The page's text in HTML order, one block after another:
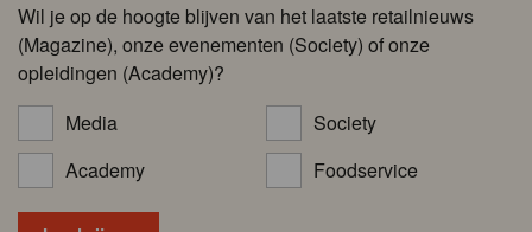
Wil je op de hoogte blijven van het laatste retailnieuws
(Magazine), onze evenementen (Society) of onze
opleidingen (Academy)?
Media
Society
Academy
Foodservice